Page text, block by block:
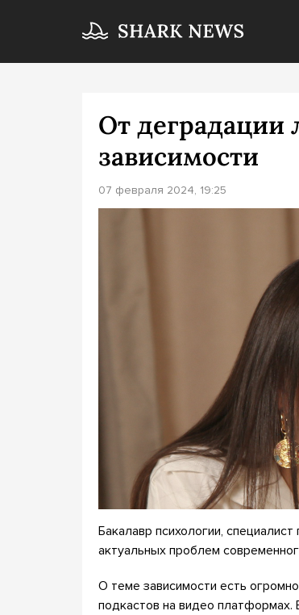
От деградации
зависимости
07 февраля 2024, 19:25
Бакалавр психологии,
актуальных проблем
О теме зависимости есть
подкастов на видео платформах.